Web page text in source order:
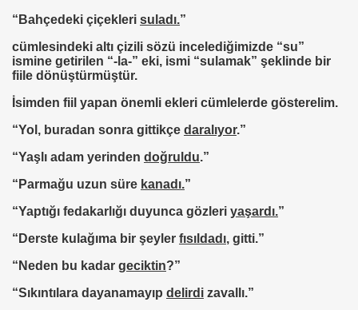
“Bahçedeki çiçekleri suladı.”
cümlesindeki altı çizili sözü incelediğimizde “su”
ismine getirilen “-la-” eki, ismi “sulamak” şeklinde bir
fiile dönüştürmüştür.
İsimden fiil yapan önemli ekleri cümlelerde gösterelim.
“Yol, buradan sonra gittikçe daralıyor.”
“Yaşlı adam yerinden doğruldu.”
“Parmağu uzun süre kanadı.”
“Yaptığı fedakarlığı duyunca gözleri yaşardı.”
“Derste kulağıma bir şeyler fısıldadı, gitti.”
“Neden bu kadar geciktin?”
“Sıkıntılara dayanamayıp delirdi zavallı.”